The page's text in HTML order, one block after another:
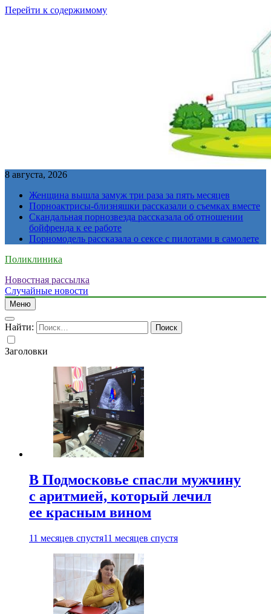
Перейти к содержимому
8 августа, 2026
Женщина вышла замуж три раза за пять месяцев
Порноактрисы-близняшки рассказали о съемках вместе
Скандальная порнозвезда рассказала об отношении
бойфренда к ее работе
Порномодель рассказала о сексе с пилотами в самолете
Поликлиника
Новостная рассылка
Случайные новости
Меню
Найти:
Заголовки
В Подмосковье спасли мужчину
с аритмией, который лечил
ее красным вином
11 месяцев спустя11 месяцев спустя